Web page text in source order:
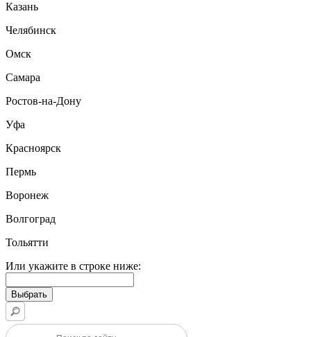
Казань
Челябинск
Омск
Самара
Ростов-на-Дону
Уфа
Красноярск
Пермь
Воронеж
Волгоград
Тольятти
Или укажите в строке ниже: